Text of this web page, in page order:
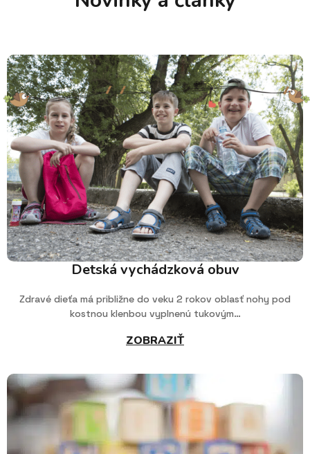
Detská vychádzková obuv
Zdravé dieťa má približne do veku 2 rokov oblasť nohy pod
kostnou klenbou vyplnenú tukovým…
ZOBRAZIŤ